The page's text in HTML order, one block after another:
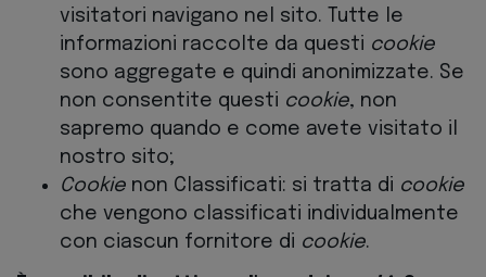
visitatori navigano nel sito. Tutte le
informazioni raccolte da questi cookie
sono aggregate e quindi anonimizzate. Se
non consentite questi cookie, non
sapremo quando e come avete visitato il
nostro sito;
Cookie non Classificati: si tratta di cookie
che vengono classificati individualmente
con ciascun fornitore di cookie.